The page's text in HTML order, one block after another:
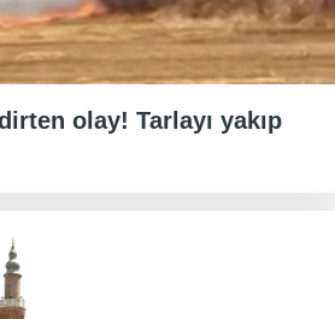
olay! Tarlayı yakıp